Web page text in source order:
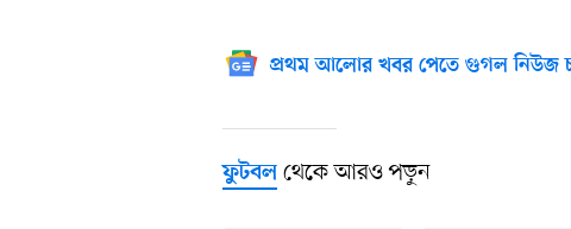
প্রথম আলোর খবর পেতে গুগল নিউজ
ফুটবল থেকে আরও পড়ুন